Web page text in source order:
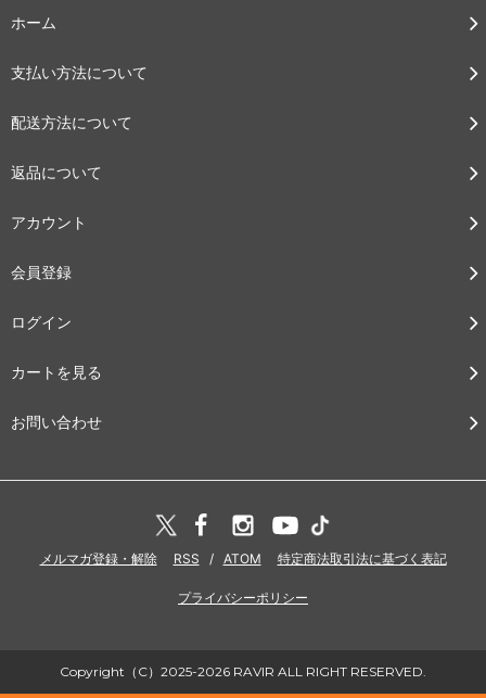
ホーム
支払い方法について
配送方法について
返品について
アカウント
会員登録
ログイン
カートを見る
お問い合わせ
メルマガ登録・解除 RSS / ATOM 特定商法取引法に基づく表記
プライバシーポリシー
Copyright（C）2025-2026 RAVIR ALL RIGHT RESERVED.